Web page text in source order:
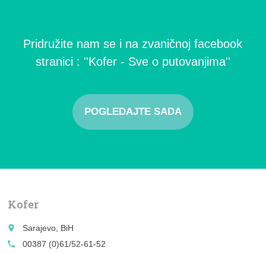
Pridružite nam se i na zvaničnoj facebook
stranici : ''Kofer - Sve o putovanjima''
POGLEDAJTE SADA
Kofer
place
Sarajevo, BiH
call
00387 (0)61/52-61-52